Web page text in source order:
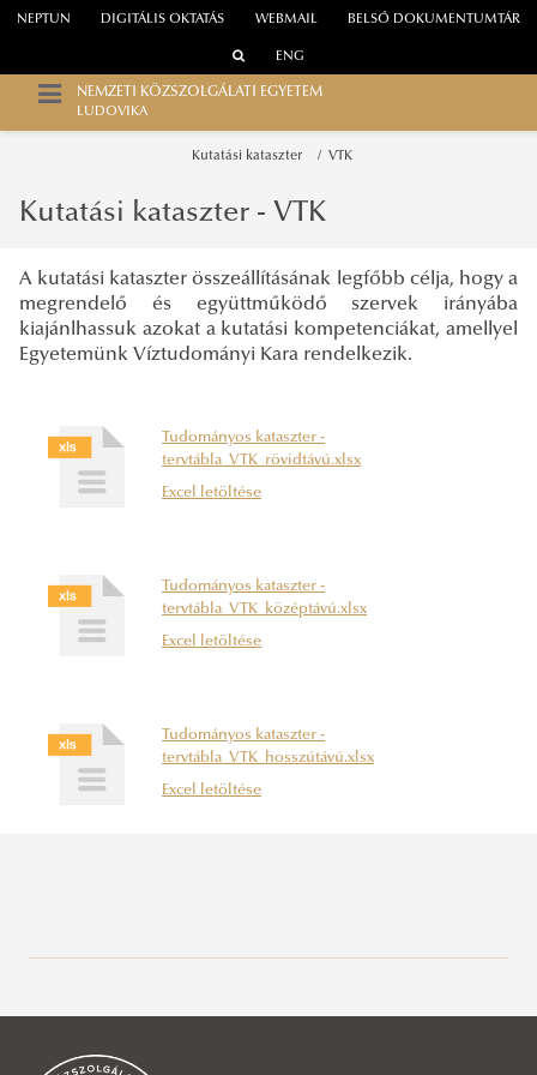
WEBMAIL
NEPTUN DIGITÁLIS OKTATÁS BELSŐ DOKUMENTUMTÁR
ENG
NEMZETI KÖZSZOLGÁLATI EGYETEM
LUDOVIKA
Kutatási kataszter VTK
Bemutatkozás
Szabályzatok
Egyetemi Doktori és Habilitációs Tanács
Bemutatkozás
Doktorandusz Szociális Ügyek Bizottsága (DSZÜB)
Kutatási kataszter - VTK
A kutatási kataszter összeállításának legfőbb célja, hogy a
megrendelő és együttműködő szervek irányába
kiajánlhassuk azokat a kutatási kompetenciákat, amellyel
Egyetemünk Víztudományi Kara rendelkezik.
Tudományos kataszter -
tervtábla_VTK_rövidtávú.xlsx
Excel letöltése
Tudományos kataszter -
tervtábla_VTK_középtávú.xlsx
Excel letöltése
Tudományos kataszter -
tervtábla_VTK_hosszútávú.xlsx
Excel letöltése